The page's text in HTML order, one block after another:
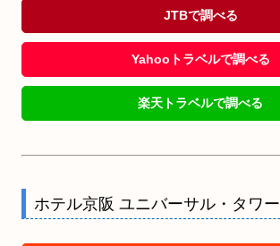
JTBで調べる
Yahooトラベルで調べる
楽天トラベルで調べる
ホテル京阪 ユニバーサル・タワー